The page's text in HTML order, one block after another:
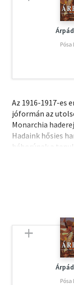
Pósa
Az 1916-1917-es
jóformán az
Monarchia
Hadaink hősies
háborúnak a
Transylvaniae
Pósa